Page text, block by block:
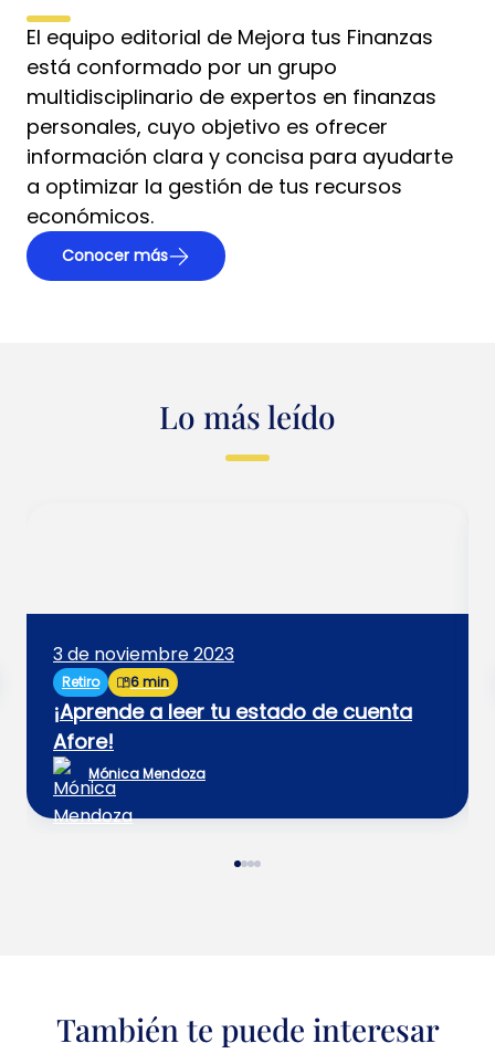
El equipo editorial de Mejora tus Finanzas
está conformado por un grupo
multidisciplinario de expertos en finanzas
personales, cuyo objetivo es ofrecer
información clara y concisa para ayudarte
a optimizar la gestión de tus recursos
económicos.
Conocer más
Lo más leído
3 de noviembre 2023
Retiro 6 min
¡Aprende a leer tu estado de cuenta
Afore!
Mónica Mendoza
También te puede interesar